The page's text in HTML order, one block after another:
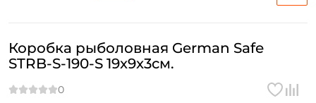
Коробка рыболовная German Safe
STRB-S-190-S 19x9x3см.